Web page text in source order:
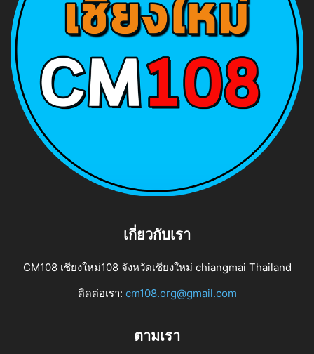
เกี่ยวกับเรา
CM108 เชียงใหม่108 จังหวัดเชียงใหม่ chiangmai Thailand
ติดต่อเรา: cm108.org@gmail.com
ตามเรา